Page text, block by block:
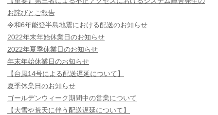
お詫びとご報告
令和6年能登半島地震における配送のお知らせ
2022年末年始休業日のお知らせ
2022年夏季休業日のお知らせ
年末年始休業日のお知らせ
【台風14号による配送遅延について】
夏季休業日のお知らせ
ゴールデンウィーク期間中の営業について
【大雪や荒天に伴う配送遅延について】